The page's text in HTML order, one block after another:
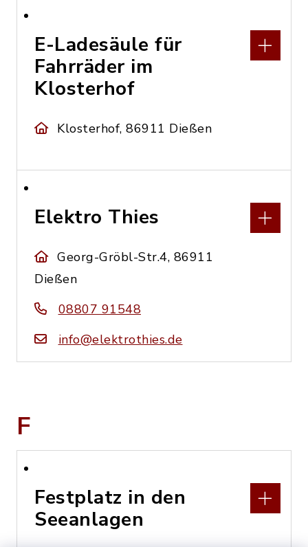
E-Ladesäule für
Fahrräder im
Klosterhof
Klosterhof, 86911 Dießen
Elektro Thies
Georg-Gröbl-Str.4, 86911
Dießen
08807 91548
info@elektrothies.de
F
Festplatz in den
Seeanlagen